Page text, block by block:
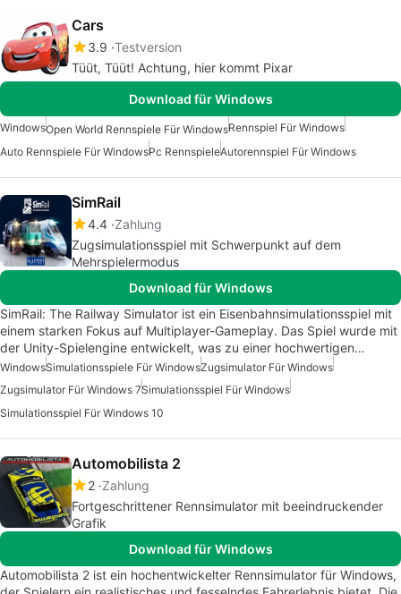
Cars
3.9 Testversion
Tüüt, Tüüt! Achtung, hier kommt Pixar
Download für Windows
WindowsOpen World Rennspiele Für WindowsRennspiel Für Windows
Auto Rennspiele Für WindowsPc RennspieleAutorennspiel Für Windows
SimRail
4.4 Zahlung
Zugsimulationsspiel mit Schwerpunkt auf dem
Mehrspielermodus
Download für Windows
SimRail: The Railway Simulator ist ein Eisenbahnsimulationsspiel mit
einem starken Fokus auf Multiplayer-Gameplay. Das Spiel wurde mit
der Unity-Spielengine entwickelt, was zu einer hochwertigen…
WindowsSimulationsspiele Für WindowsZugsimulator Für Windows
Zugsimulator Für Windows 7Simulationsspiel Für Windows
Simulationsspiel Für Windows 10
Automobilista 2
2 Zahlung
Fortgeschrittener Rennsimulator mit beeindruckender
Grafik
Download für Windows
Automobilista 2 ist ein hochentwickelter Rennsimulator für Windows,